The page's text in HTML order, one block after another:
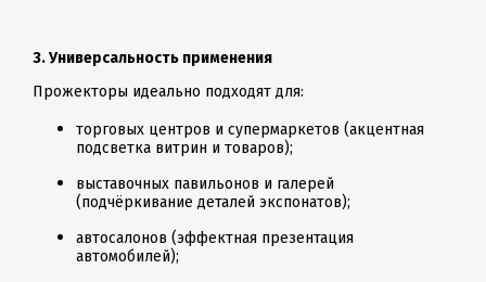
3.Универсальность применения
Прожекторы идеально подходят для:
торговых центров и супермаркетов (акцентная
подсветка витрин и товаров);
выставочных павильонов и галерей
(подчёркивание деталей экспонатов);
автосалонов (эффектная презентация
автомобилей);